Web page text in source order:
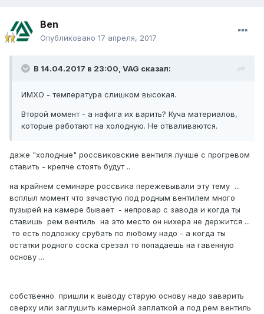
Ben
Опубликовано 17 апреля, 2017
В 14.04.2017 в 23:00, VAG сказал:
ИМХО - температура слишком высокая.
Второй момент - а нафига их варить? Куча материалов,
которые работают на холодную. Не отваливаются.
даже "холодные" россвиковские вентиля лучше с прогревом
ставить - крепче стоять будут ..
на крайнем семинаре россвика пережевывали эту тему ...
всплыл момент что зачастую под родным вентилем много
пузырей на камере бывает - непровар с завода и когда ты
ставишь рем вентиль на это место он нихера не держится ...
то есть подложку срубать по любому надо - а когда ты
остатки родного соска срезал то попадаешь на гавенную
основу ...
собственно пришли к выводу старую основу надо заварить
сверху или заглушить камерной заплаткой а под рем вентиль